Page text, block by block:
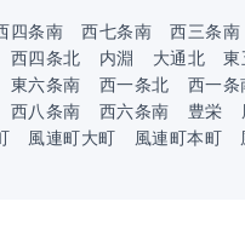
四条南 西七条南 西三条南
西四条北 内淵 大通北
東
東六条南 西一条北 西一条
西八条南 西六条南 豊栄
風連町大町 風連町本町